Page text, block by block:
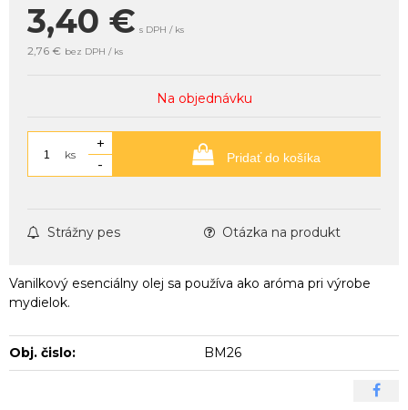
3,40 € s DPH / ks
2,76 € bez DPH / ks
Na objednávku
ks
+
-
Pridať do košíka
Strážny pes Otázka na produkt
Vanilkový esenciálny olej sa používa ako aróma pri výrobe
mydielok.
Obj. čislo: BM26